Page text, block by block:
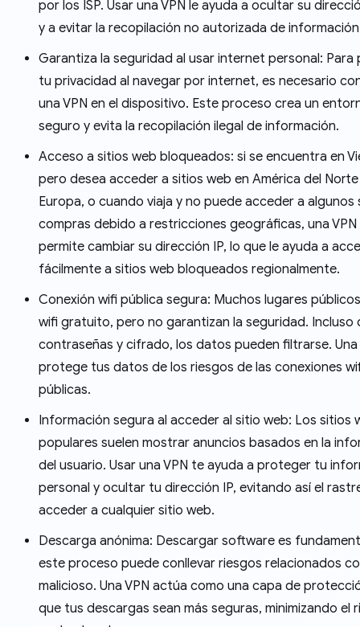
por los ISP. Usar una VPN le ayuda a ocultar su
y a evitar la recopilación no autorizada de
Garantiza la seguridad al usar internet personal:
tu privacidad al navegar por internet, es necesario
una VPN en el dispositivo. Este proceso crea un
seguro y evita la recopilación ilegal de información.
Acceso a sitios web bloqueados: si se encuentra en
pero desea acceder a sitios web en América del
Europa, o cuando viaja y no puede acceder a algunos
compras debido a restricciones geográficas, una VPN
permite cambiar su dirección IP, lo que le ayuda a
fácilmente a sitios web bloqueados regionalmente.
Conexión wifi pública segura: Muchos lugares
wifi gratuito, pero no garantizan la seguridad. Incluso
contraseñas y cifrado, los datos pueden filtrarse. Una
protege tus datos de los riesgos de las conexiones
públicas.
Información segura al acceder al sitio web: Los sitios
populares suelen mostrar anuncios basados ​​en la
del usuario. Usar una VPN te ayuda a proteger tu
personal y ocultar tu dirección IP, evitando así el
acceder a cualquier sitio web.
Descarga anónima: Descargar software es
este proceso puede conllevar riesgos relacionados
malicioso. Una VPN actúa como una capa de
que tus descargas sean más seguras, minimizando el